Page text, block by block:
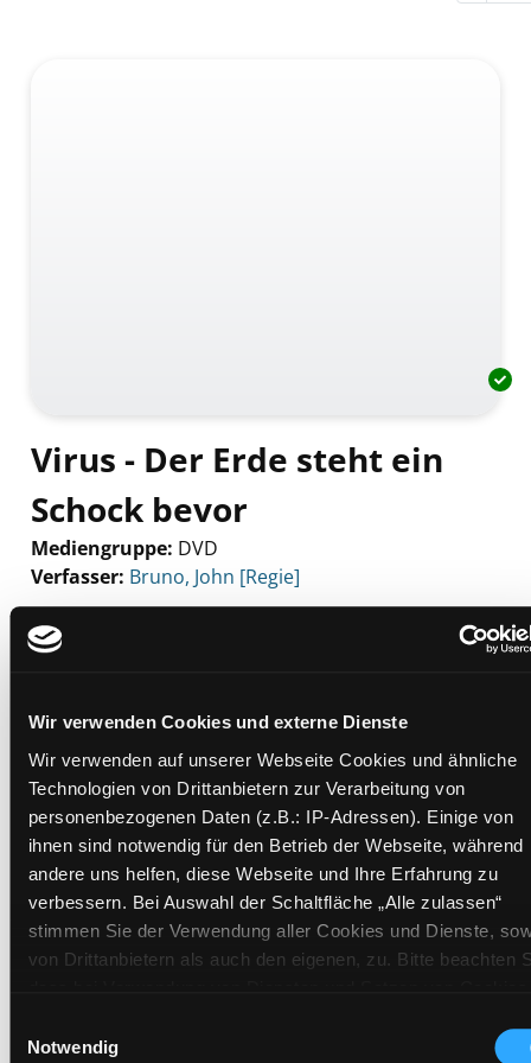
Wir verwenden Cookies und externe Dienste
Wir verwenden auf unserer Webseite Cookies und ähnliche
Technologien von Drittanbietern zur Verarbeitung von
personenbezogenen Daten (z.B.: IP-Adressen). Einige von
ihnen sind notwendig für den Betrieb der Webseite, während
andere uns helfen, diese Webseite und Ihre Erfahrung zu
verbessern. Bei Auswahl der Schaltfläche „Alle zulassen“
stimmen Sie der Verwendung aller Cookies und Dienste,
von Drittanbietern als auch den eigenen, zu. Bitte beachten
(Länder außerhalb des EWR ohne adäquates
Notwendig
Virus - Der Erde steht ein
Schock bevor
Mediengruppe: DVD
Verfasser: Suche nach diesem Verfasser
Bruno, John [Regie]
Beschreibung ein-/ausblenden
Exemplare
Zweigstelle: Mediathek
Signatur: TV.DU VIR
Standort 2: Ausleihe
Status:Verfügbar
Frist: